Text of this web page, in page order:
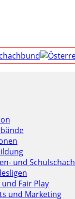
und Schulschach
und Fair Play
und Marketing